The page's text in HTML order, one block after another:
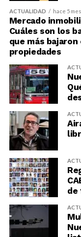
ACTUALIDAD hace 5
Mercado
Cuáles son los
que más
propiedades
de